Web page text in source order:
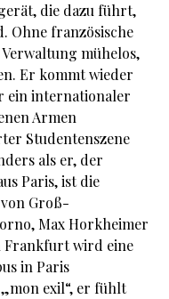
die dazu führt,
Ohne französische
mühelos,
Er kommt wieder
ein internationaler
Armen
Studentenszene
als er, der
Paris, ist die
Groß-
Max Horkheimer
Frankfurt wird eine
in Paris
exil“, er fühlt